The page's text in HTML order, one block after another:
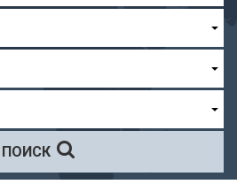
ПОИСК